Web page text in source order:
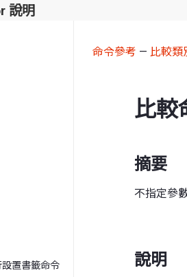
說明
置書籤命令
命令參考 — 比較類
比較
摘要
不指定參
說明